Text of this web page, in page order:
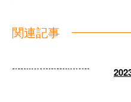
関連記事